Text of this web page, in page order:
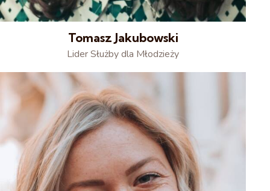
Tomasz Jakubowski
Lider Służby dla Młodzieży